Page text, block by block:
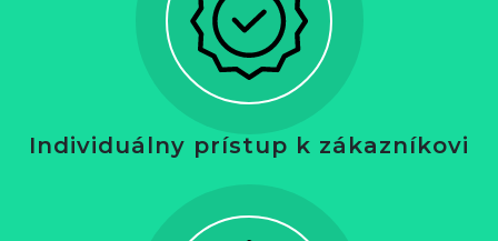
Individuálny prístup k zákazníkovi